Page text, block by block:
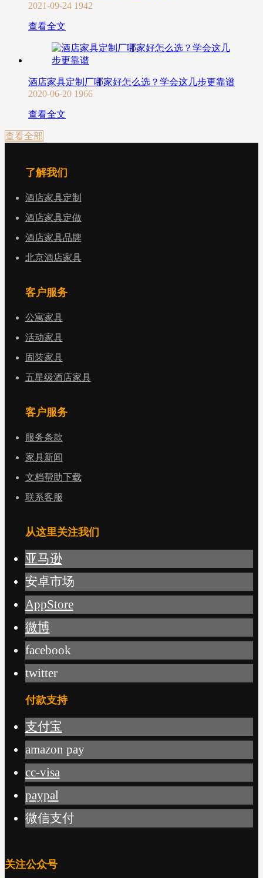
2021-09-24 1942
查看全文
酒店家具定制厂哪家好怎么选？学会这几步更靠谱
2020-06-20 1966
查看全文
查看全部
了解我们
酒店家具定制
酒店家具定做
酒店家具品牌
北京酒店家具
客户服务
公寓家具
活动家具
固装家具
五星级酒店家具
客户服务
服务条款
家具新闻
文档帮助下载
联系客服
从这里关注我们
亚马逊
安卓市场
AppStore
微博
facebook
twitter
付款支持
支付宝
amazon pay
cc-visa
paypal
微信支付
关注公众号